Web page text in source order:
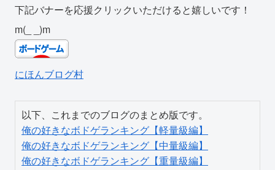
下記バナーを応援クリックいただけると嬉しいです！
m(_ _)m
にほんブログ村
俺の好きなボドゲランキング【軽量級編】
俺の好きなボドゲランキング【中量級編】
俺の好きなボドゲランキング【重量級編】